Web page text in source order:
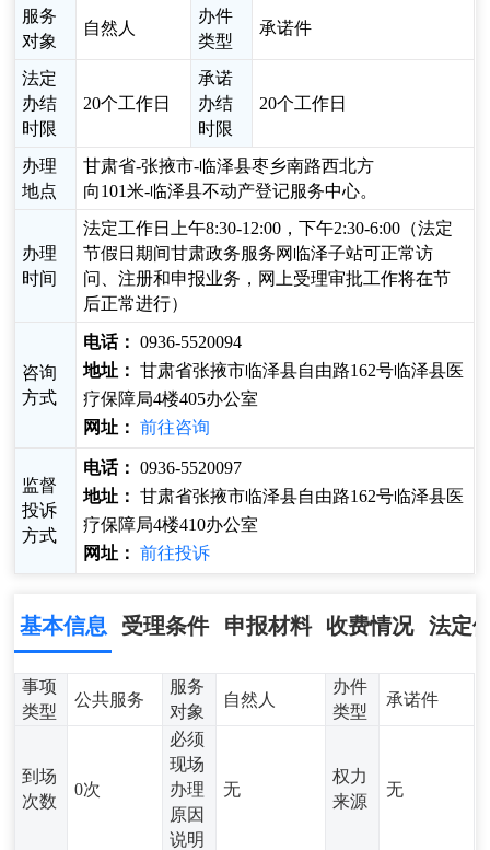
服务
对象
自然人
办件
类型
承诺件
法定
办结
时限
20个工作日
承诺
办结
时限
20个工作日
办理
地点
甘肃省-张掖市-临泽县枣乡南路西北方
向101米-临泽县不动产登记服务中心。
办理
时间
法定工作日上午8:30-12:00，下午2:30-6:00（法定
节假日期间甘肃政务服务网临泽子站可正常访
问、注册和申报业务，网上受理审批工作将在节
后正常进行）
咨询
方式
电话： 0936-5520094
地址： 甘肃省张掖市临泽县自由路162号临泽县医
疗保障局4楼405办公室
网址： 前往咨询
监督
投诉
方式
电话： 0936-5520097
地址： 甘肃省张掖市临泽县自由路162号临泽县医
疗保障局4楼410办公室
网址： 前往投诉
基本信息 受理条件 申报材料 收费情况 法定
事项
类型
公共服务
服务
对象
自然人
办件
类型
承诺件
到场
次数
0次
必须
现场
办理
原因
说明
无
权力
来源
无